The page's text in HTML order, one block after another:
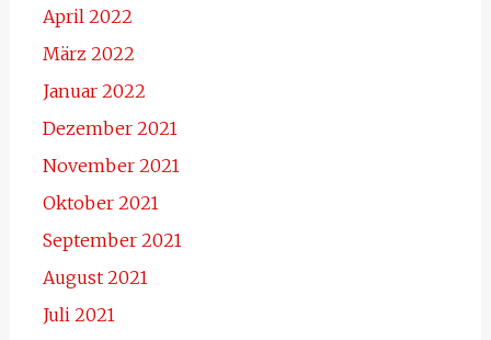
April 2022
März 2022
Januar 2022
Dezember 2021
November 2021
Oktober 2021
September 2021
August 2021
Juli 2021